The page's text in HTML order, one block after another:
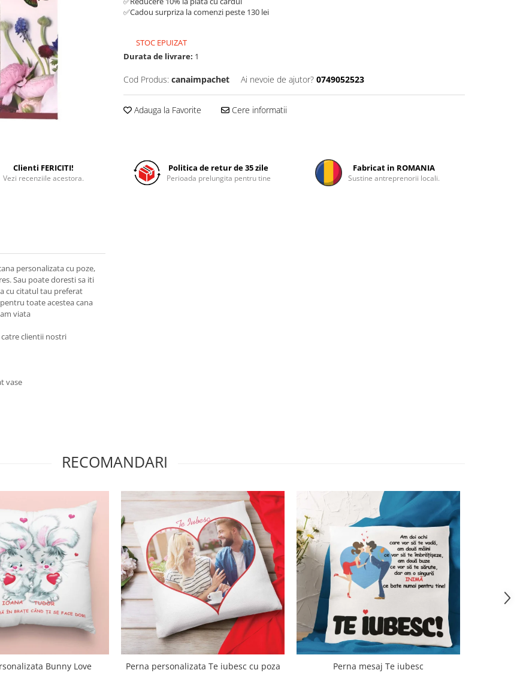
✅Cadou surpriza la comenzi peste 130 lei
STOC EPUIZAT
Durata de livrare: 1
Cod Produs: canaimpachet Ai nevoie de ajutor? 0749052523
Adauga la Favorite Cere informatii
Clienti FERICITI!
Vezi recenziile acestora.
Politica de retur de 35 zile
Perioada prelungita pentru tine
Fabricat in ROMANIA
Sustine antreprenorii locali.
personalizata cu poze,
Sau poate doresti sa iti
cu citatul tau preferat
toate acestea cana
viata
clientii nostri
vase
RECOMANDARI
Perna personalizata Bunny Love
Perna personalizata Te iubesc cu poza
Perna mesaj Te iubesc